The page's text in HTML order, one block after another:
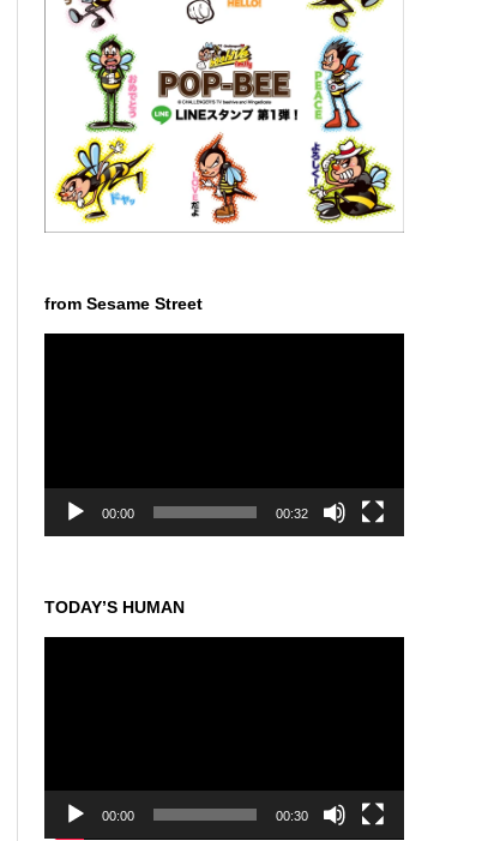
from Sesame Street
00:00 00:32
TODAY’S HUMAN
00:00 00:30